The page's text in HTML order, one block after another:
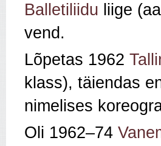
Balletiliidu liige
vend.
Lõpetas 1962
klass), täiendas
nimelises
Oli 1962–74